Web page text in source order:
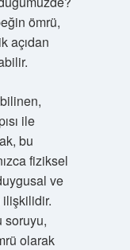
ömrü,
açıdan
ile
bu
fiziksel
ve
soruyu,
olarak